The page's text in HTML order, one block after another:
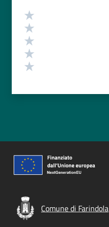
Valutazione
Comune di Farindola